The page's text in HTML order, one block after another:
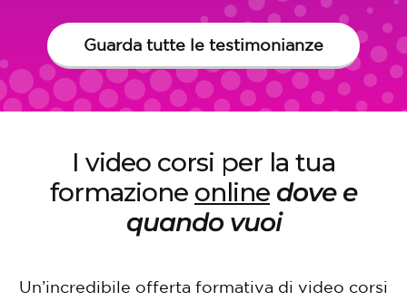
Guarda tutte le testimonianze
I video corsi per la tua
formazione online dove e
quando vuoi
Un’incredibile offerta formativa di video corsi